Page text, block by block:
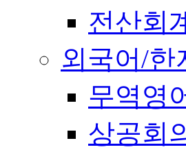
전산회
외국어/한
무역영
상공회